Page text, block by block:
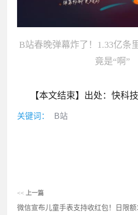
B站春晚弹幕炸了！1.33亿条
竟是“啊”
【本文结束】出处：快科技
关键词： B站
<< 上一篇
微信宣布儿童手表支持收红包！日限